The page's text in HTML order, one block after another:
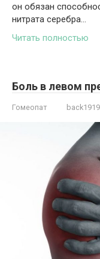
он обязан
нитрата серебра…
Читать полностью
Боль в левом
Гомеопат back1919